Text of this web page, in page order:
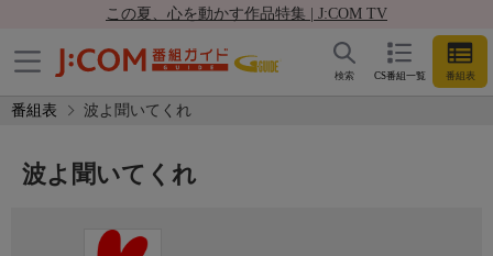
この夏、心を動かす作品特集 | J:COM TV
CS番組一覧 番組表
検索
番組表 波よ聞いてくれ
波よ聞いてくれ